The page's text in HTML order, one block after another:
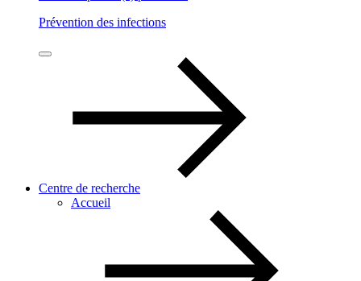
Prévention des infections
Centre de recherche
Accueil